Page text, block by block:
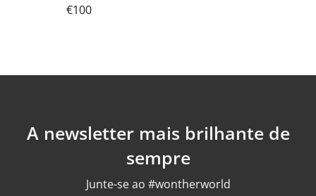
€100
A newsletter mais brilhante de
sempre
Junte-se ao #wontherworld